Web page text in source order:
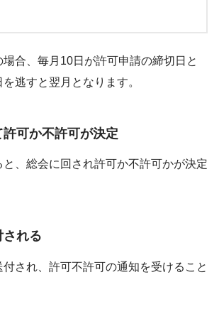
合、毎月10日が許可申請の締切日と
逃すと翌月となります。
可か不許可が決定
、総会に回され許可か不許可かが決定
れる
され、許可不許可の通知を受けること